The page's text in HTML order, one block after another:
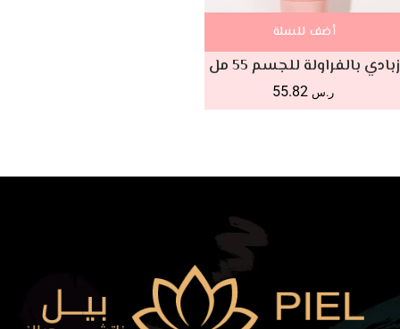
أضف للسلة
زبادي بالفراولة للجسم 55 مل
ر.س